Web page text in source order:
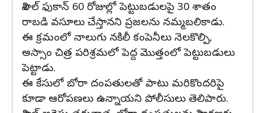
విశాల్ ఫుకాన్ 60 రోజుల్లో పెట్టుబడులపై 30 శాతం
రాబడి వసూలు చేస్తానని ప్రజలను నమ్మబలికాడు.
ఈ క్రమంలో నాలుగు నకిలీ కంపెనీలు నెలకొల్పి,
అస్సాం చిత్ర పరిశ్రమలో పెద్ద మొత్తంలో పెట్టుబడులు
పెట్టాడు.
ఈ కేసులో బోరా దంపతులతో పాటు మరికొందరిపై
కూడా ఆరోపణలు ఉన్నాయని పోలీసులు తెలిపారు.